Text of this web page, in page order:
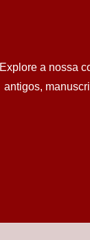
Explore a nossa
antigos,